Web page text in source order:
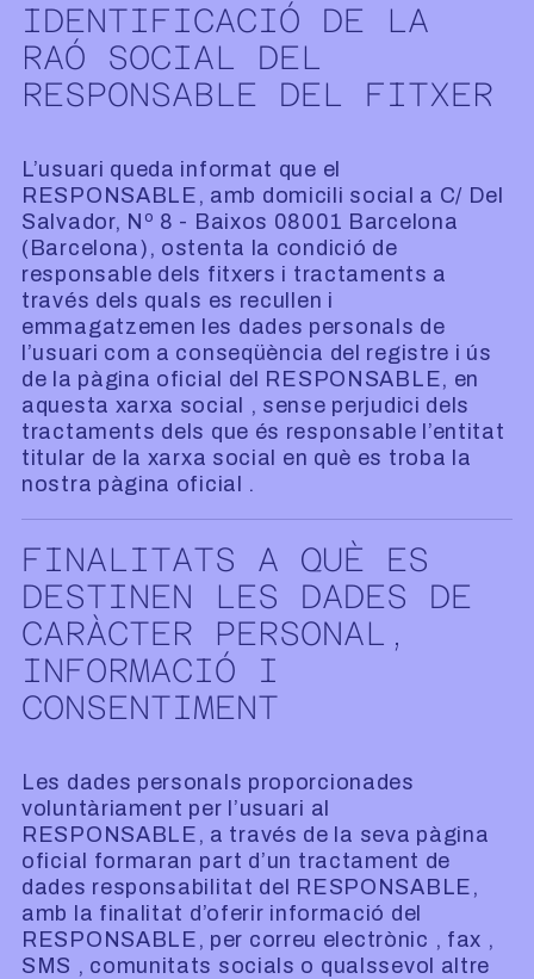
IDENTIFICACIÓ DE LA
RAÓ SOCIAL DEL
RESPONSABLE DEL FITXER
L’usuari queda informat que el
RESPONSABLE, amb domicili social a C/ Del
Salvador, Nº 8 - Baixos 08001 Barcelona
(Barcelona), ostenta la condició de
responsable dels fitxers i tractaments a
través dels quals es recullen i
emmagatzemen les dades personals de
l’usuari com a conseqüència del registre i ús
de la pàgina oficial del RESPONSABLE, en
aquesta xarxa social , sense perjudici dels
tractaments dels que és responsable l’entitat
titular de la xarxa social en què es troba la
nostra pàgina oficial .
FINALITATS A QUÈ ES
DESTINEN LES DADES DE
CARÀCTER PERSONAL,
INFORMACIÓ I
CONSENTIMENT
Les dades personals proporcionades
voluntàriament per l’usuari al
RESPONSABLE, a través de la seva pàgina
oficial formaran part d’un tractament de
dades responsabilitat del RESPONSABLE,
amb la finalitat d’oferir informació del
RESPONSABLE, per correu electrònic , fax ,
SMS , comunitats socials o qualssevol altre